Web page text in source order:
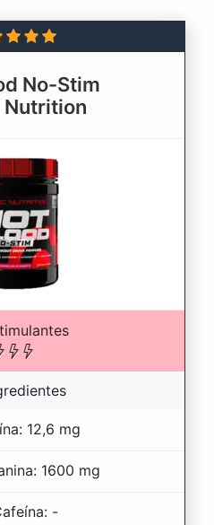
No-Stim
Nutrition
12,6 mg
1600 mg
-